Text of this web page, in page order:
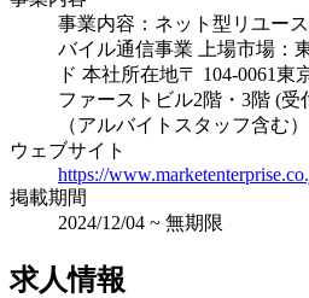
事業内容：ネット型リユー
バイル通信事業 上場市場：
ド 本社所在地〒 104-0061東
ファーストビル2階・3階 (受
（アルバイトスタッフ含む
ウェブサイト
https://
掲載期間
2024/12/04 ~ 無期限
求人情報